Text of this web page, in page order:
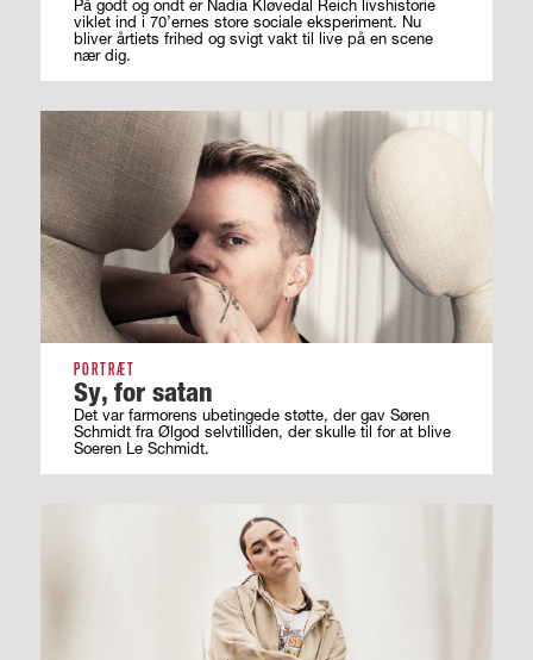
På godt og ondt er Nadia Kløvedal Reich livshistorie
viklet ind i 70’ernes store sociale eksperiment. Nu
bliver årtiets frihed og svigt vakt til live på en scene
nær dig.
PORTRÆT
Sy, for satan
Det var farmorens ubetingede støtte, der gav Søren
Schmidt fra Ølgod selvtilliden, der skulle til for at blive
Soeren Le Schmidt.